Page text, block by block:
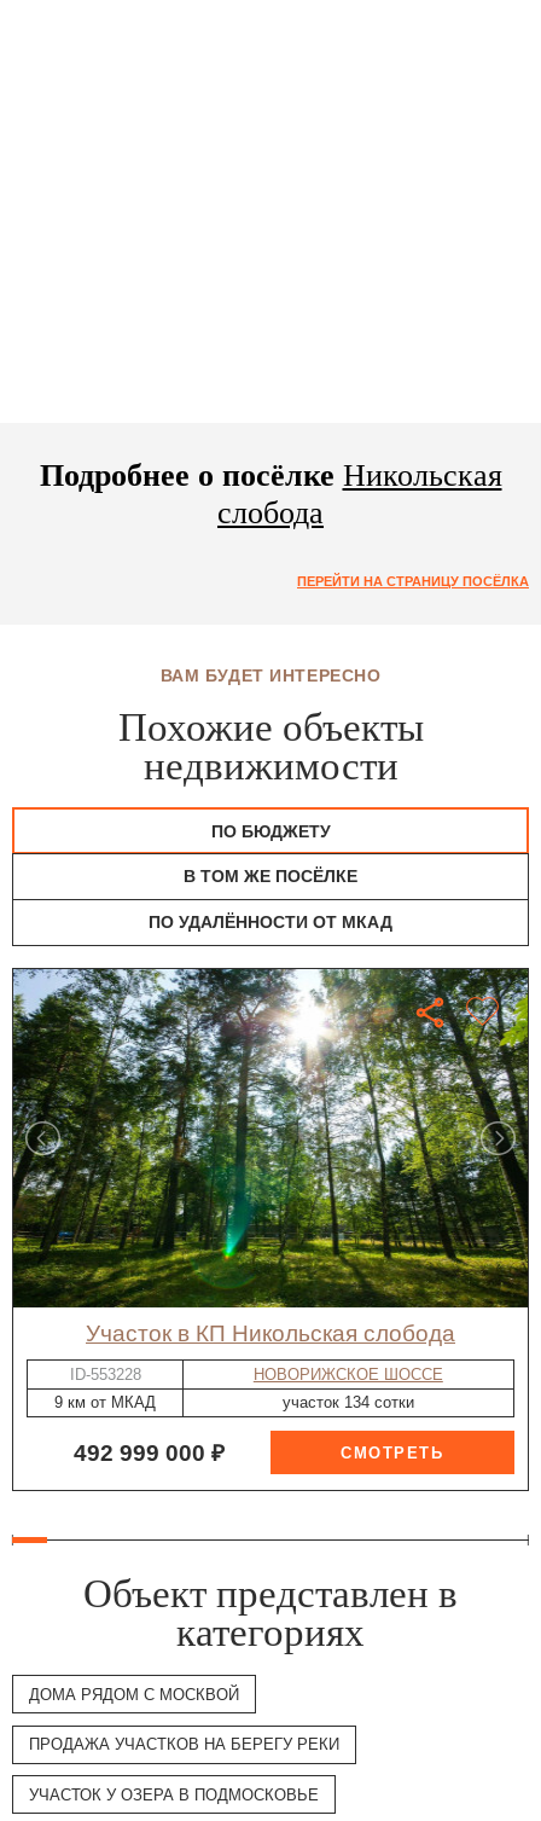
Подробнее о посёлке Никольская
слобода
ПЕРЕЙТИ НА СТРАНИЦУ ПОСЁЛКА
ВАМ БУДЕТ ИНТЕРЕСНО
Похожие объекты
недвижимости
ПО БЮДЖЕТУ
В ТОМ ЖЕ ПОСЁЛКЕ
ПО УДАЛЁННОСТИ ОТ МКАД
участок в КП Никольская слобода
ID-553228
НОВОРИЖСКОЕ ШОССЕ
9 км от МКАД
участок 134 сотки
492 999 000 ₽
Объект представлен в
категориях
ДОМА РЯДОМ С МОСКВОЙ
ПРОДАЖА УЧАСТКОВ НА БЕРЕГУ РЕКИ
УЧАСТОК У ОЗЕРА В ПОДМОСКОВЬЕ